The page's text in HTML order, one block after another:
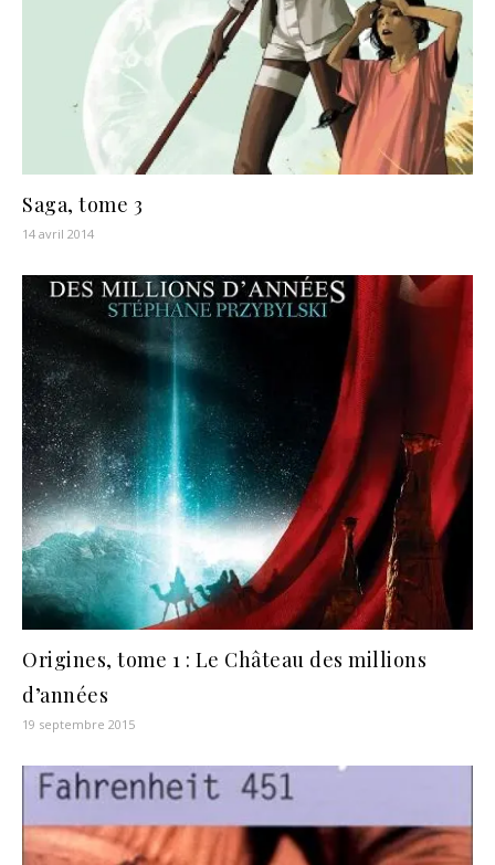
Saga, tome 3
14 avril 2014
Origines, tome 1 : Le Château des millions
d’années
19 septembre 2015